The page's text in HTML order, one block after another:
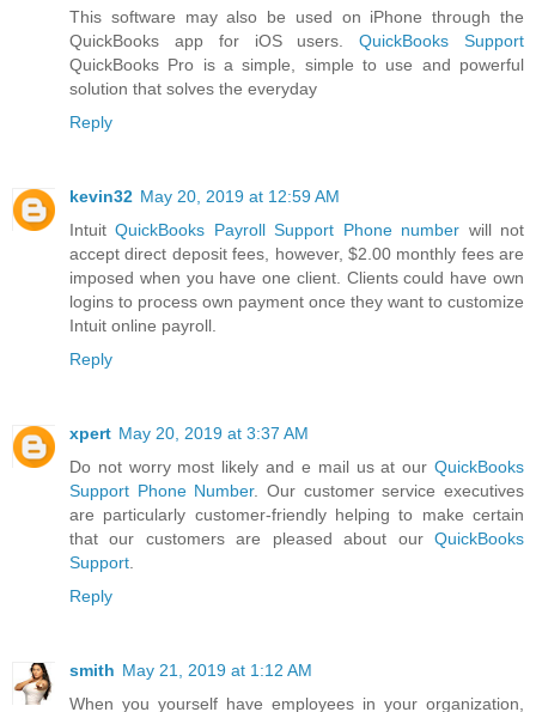
This software may also be used on iPhone through the
QuickBooks app for iOS users.QuickBooks Support
QuickBooks Pro is a simple, simple to use and powerful
solution that solves the everyday
Reply
kevin32 May 20, 2019 at 12:59 AM
IntuitQuickBooks Payroll Support Phone number will not
accept direct deposit fees, however, $2.00 monthly fees are
imposed when you have one client. Clients could have own
logins to process own payment once they want to customize
Intuit online payroll.
Reply
xpert May 20, 2019 at 3:37 AM
Do not worry most likely and e mail us at our QuickBooks
Support Phone Number. Our customer service executives
are particularly customer-friendly helping to make certain
that our customers are pleased about our QuickBooks
Support
Reply
smith May 21, 2019 at 1:12 AM
When you yourself have employees in your organization,